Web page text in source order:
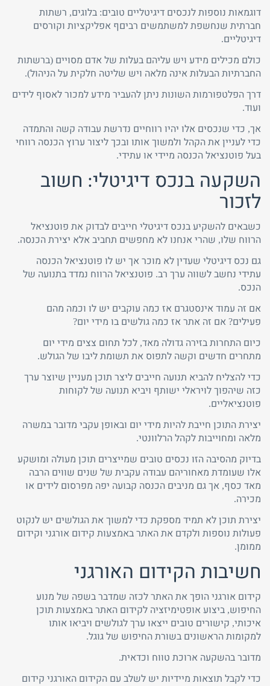
דוגמאות נוספות לנכסים דיגיטליים טובים: בלוגים, רשתות
חברתית שנחשפת למשתמשים רביםף אפליקציות וקורסים
דיגיטליים.
כולם מכילים מידע ויש עליהם בעלות של אדם מסויים (ברשתות
החברתיות הבעלות אינה מלאה ויש שליטה חלקית על הניהול).
דרך הפלטפורמות השונות ניתן להעביר מידע למכור לאסוף לידים
ועוד.
אך, כדי שנכסים אלו יהיו רווחיים נדרשת עבודה קשה והתמדה
כדי לעניין את הקהל ולמשוך אותו ובכך ליצור ערוץ הכנסה רווחי
בעל פוטנציאל הכנסה מיידי או עתידי.
השקעה בנכס דיגיטלי: חשוב
לזכור
כשבאים להשקיע בנכס דיגיטלי חייבים לבדוק את פוטנציאל
הרווח שלו, שהרי אנחנו לא מחפשים תחביב אלא יצירת הכנסה.
גם נכס דיגיטלי שעדין לא מוכר אך יש לו פוטנציאל הכנסה
עתידי נחשב לשווה ערך רב. פוטנציאל הרווח נמדד בתנועה של
הנכס.
אם זה עמוד אינסטגרם אז כמה עוקבים יש לו וכמה מהם
פעילים? אם זה אתר אז כמה גולשים בו מידי יום?
כיום התחרות בזירה גדולה מאד, לכל תחום צצים מידי יום
מתחרים חדשים וקשה לתפוס את תשומת ליבו של הגולש.
כדי להצליח להביא תנועה חייבים ליצר תוכן מעניין שיוצר ערך
כזה שיהפוך לויראלי ישותף ויביא תנועה של לקוחות
פוטנציאליים.
יצירת התוכן חייבת להיות מידי יום ובאופן עקבי מדובר במשרה
מלאה ומחוייבות לקהל הרלוונטי.
בדיוק מהסיבה הזו נכסים טובים שמייצרים תוכן מעולה ומושקע
אלו שעומדת מאחוריהם עבודה עקבית של שנים שווים הרבה
מאד כסף, אך גם מניבים הכנסה קבועה יפה מפרסום לידים או
מכירה.
יצירת תוכן לא תמיד מספקת כדי למשוך את הגולשים יש לנקוט
פעולות נוספות ולקדם את האתר באמצעות קידום אורגני וקידום
ממומן.
חשיבות הקידום האורגני
קידום אורגני הופך את האתר לכזה שמדבר בשפה של מנוע
החיפוש, ביצוע אופטימיזציה לקידום האתר באמצעות תוכן
איכותי, קישורים טובים ייצאו ערך לגולשים ויביאו אותו
למקומות הראשונים בשורת החיפוש של גוגל.
מדובר בהשקעה ארוכת טווח וכדאית.
כדי לקבל תוצאות מיידיות יש לשלב עם הקידום האורגני קידום